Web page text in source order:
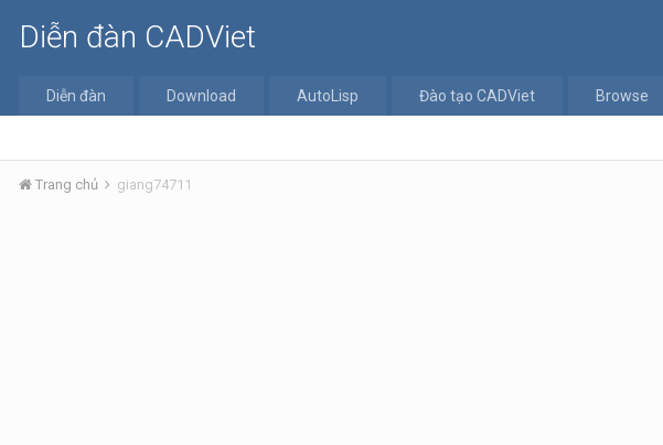
Diễn đàn CADViet
Diễn đàn Download AutoLisp Đào tạo CADViet Browse
Trang chủ giang74711